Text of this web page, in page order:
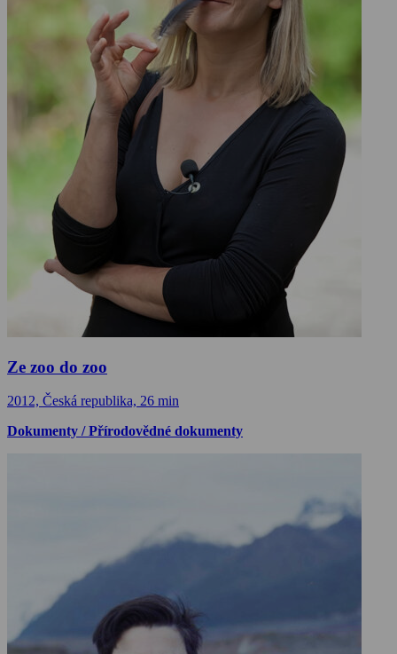
Ze zoo do zoo
2012, Česká republika, 26 min
Dokumenty / Přírodovědné dokumenty